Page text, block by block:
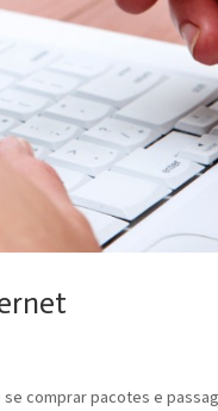
comprar pacotes e